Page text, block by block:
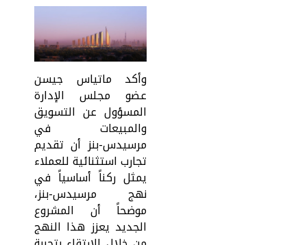
وأكد ماتياس جيسن
عضو مجلس الإدارة
المسؤول عن التسويق
والمبيعات في
مرسيدس-بنز أن تقديم
تجارب استثنائية للعملاء
يمثل ركناً أساسياً في
نهج مرسيدس-بنز،
موضحاً أن المشروع
الجديد يعزز هذا النهج